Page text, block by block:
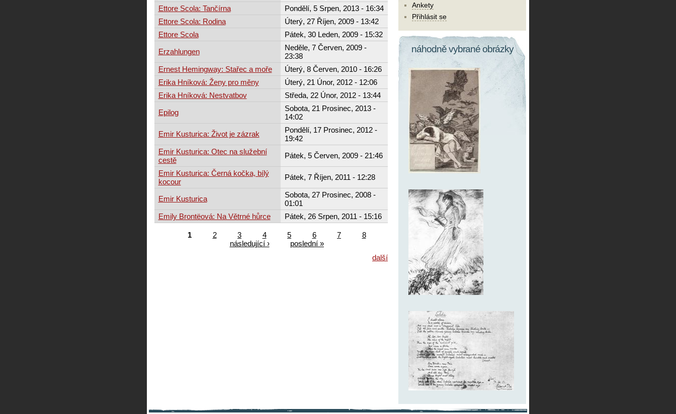
Ettore Scola: Tančírna
Pondělí, 5 Srpen, 2013 - 16:34
Ettore Scola: Rodina
Úterý, 27 Říjen, 2009 - 13:42
Ettore Scola
Pátek, 30 Leden, 2009 - 15:32
Erzahlungen
Neděle, 7 Červen, 2009 -
23:38
Ernest Hemingway: Stařec a moře
Úterý, 8 Červen, 2010 - 16:26
Erika Hníková: Ženy pro měny
Úterý, 21 Únor, 2012 - 12:06
Erika Hníková: Nestvatbov
Středa, 22 Únor, 2012 - 13:44
Epilog
Sobota, 21 Prosinec, 2013 -
14:02
Emir Kusturica: Život je zázrak
Pondělí, 17 Prosinec, 2012 -
19:42
Emir Kusturica: Otec na služební
cestě
Pátek, 5 Červen, 2009 - 21:46
Emir Kusturica: Černá kočka, bílý
kocour
Pátek, 7 Říjen, 2011 - 12:28
Emir Kusturica
Sobota, 27 Prosinec, 2008 -
01:01
Emily Brontëová: Na Větrné hůrce
Pátek, 26 Srpen, 2011 - 15:16
1 2 3 4 5 6 7
8
následující ›
poslední »
další
Ankety
Přihlásit se
náhodně vybrané obrázky